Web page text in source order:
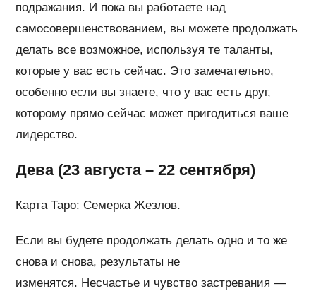
подражания. И пока вы работаете над
самосовершенствованием, вы можете продолжать
делать все возможное, используя те таланты,
которые у вас есть сейчас. Это замечательно,
особенно если вы знаете, что у вас есть друг,
которому прямо сейчас может пригодиться ваше
лидерство.
Дева (23 августа – 22 сентября)
Карта Таро: Семерка Жезлов.
Если вы будете продолжать делать одно и то же
снова и снова, результаты не
изменятся. Несчастье и чувство застревания —